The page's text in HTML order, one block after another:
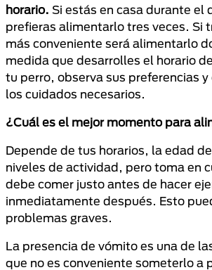
horario. Si estás en casa durante el
prefieras alimentarlo tres veces. Si
más conveniente será alimentarlo
medida que desarrolles el horario
tu perro, observa sus preferencias
los cuidados necesarios.
¿Cuál es el mejor momento para
Depende de tus horarios, la edad
niveles de actividad, pero toma en
debe comer justo antes de hacer
inmediatamente después. Esto
problemas graves.
La presencia de vómito es una de
que no es conveniente someterlo a